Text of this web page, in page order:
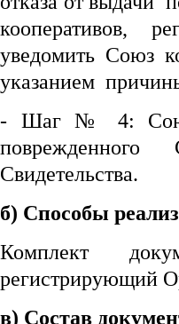
кооперативов,
уведомить Союз
указанием
- Шаг № 4: Союз
поврежденного
Свидетельства.
б) Способы
Комплект
регистрирующий
в) Состав